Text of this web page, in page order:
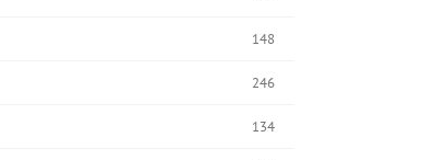
148
246
134